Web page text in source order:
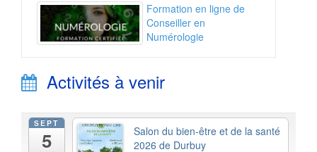
Formation en ligne de
Conseiller en
Numérologie
Activités à venir
SEPT
5
Salon du bien-être et de la santé
2026 de Durbuy